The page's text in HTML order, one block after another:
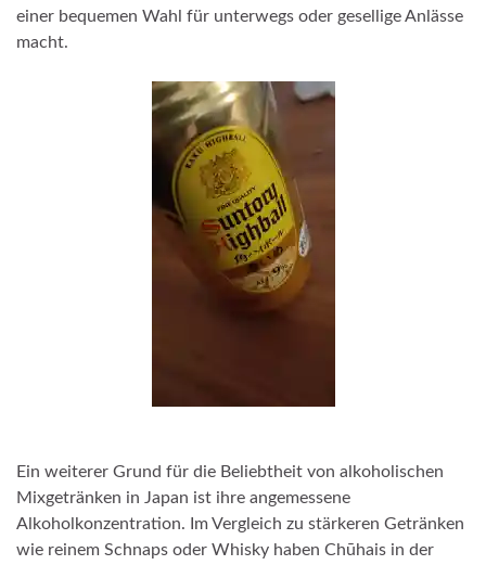
einer bequemen Wahl für unterwegs oder gesellige Anlässe
macht.
Ein weiterer Grund für die Beliebtheit von alkoholischen
Mixgetränken in Japan ist ihre angemessene
Alkoholkonzentration. Im Vergleich zu stärkeren Getränken
wie reinem Schnaps oder Whisky haben Chūhais in der